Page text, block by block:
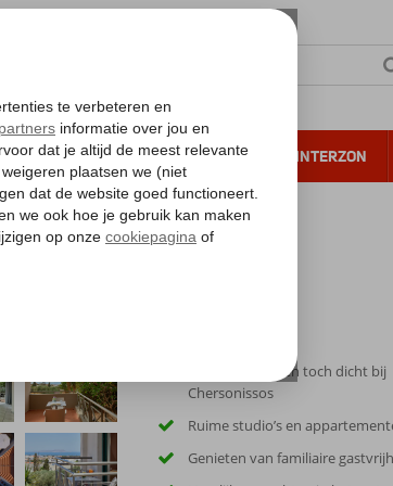
VERRE REIZEN ALL INCLUSIVE WINTERZON
Rustige ligging en toch dicht bij
Chersonissos
Ruime studio’s en
Genieten van familiaire